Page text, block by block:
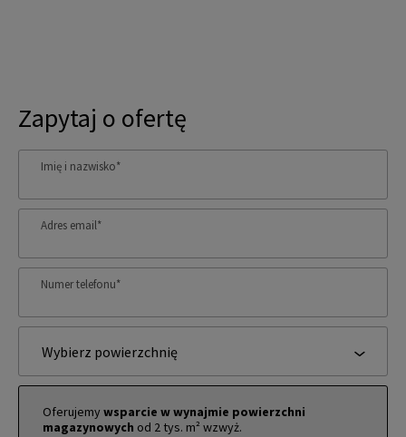
Zapytaj o ofertę
Imię i nazwisko*
Adres email*
Numer telefonu*
Wybierz powierzchnię
Oferujemywsparcie w wynajmie powierzchni
magazynowych od 2 tys. m² wzwyż.